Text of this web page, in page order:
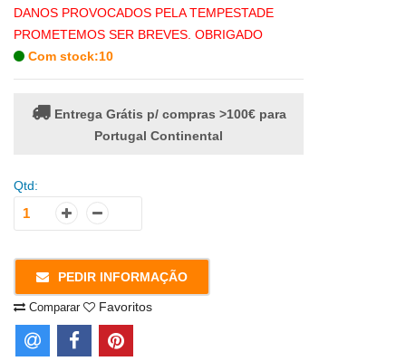
DANOS PROVOCADOS PELA TEMPESTADE
PROMETEMOS SER BREVES. OBRIGADO
Com stock:10
Entrega Grátis p/ compras >100€ para
Portugal Continental
Qtd:
PEDIR INFORMAÇÃO
Comparar Favoritos